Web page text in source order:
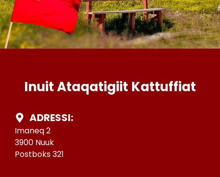
Inuit Ataqatigiit Kattuffiat
ADRESSI:
Imaneq 2
3900 Nuuk
Postboks 321